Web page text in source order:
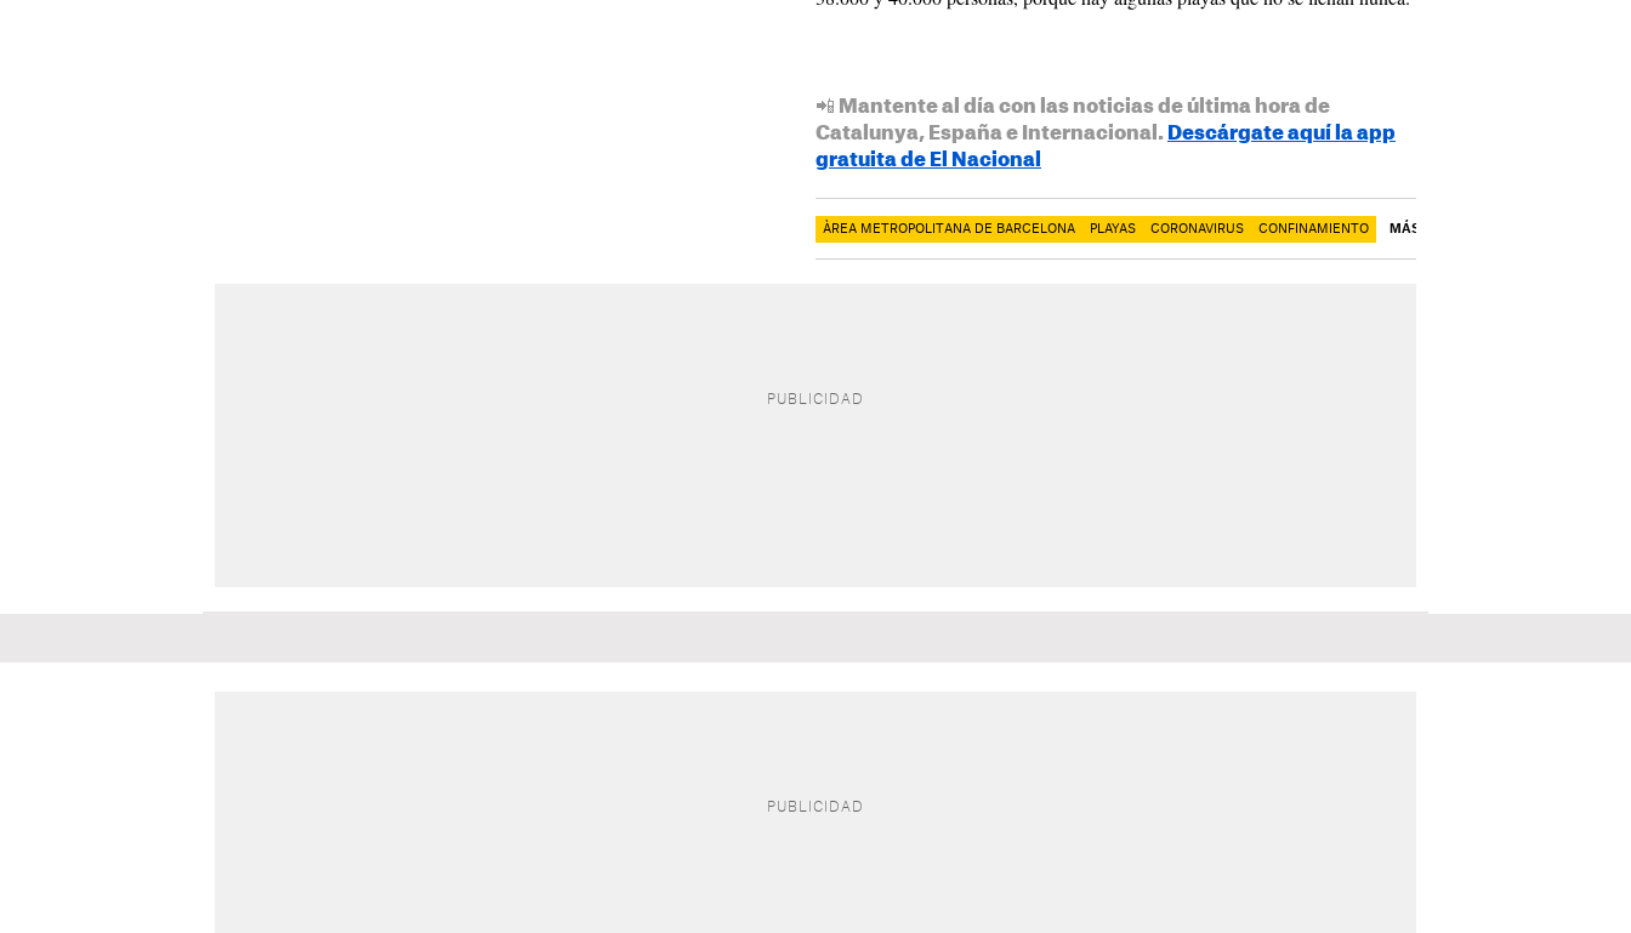
📲 Mantente al día con las noticias de última hora de
Catalunya, España e Internacional. Descárgate aquí la app
gratuita de El Nacional
ÀREA METROPOLITANA DE BARCELONA PLAYAS CORONAVIRUS CONFINAMIENTO MÁS